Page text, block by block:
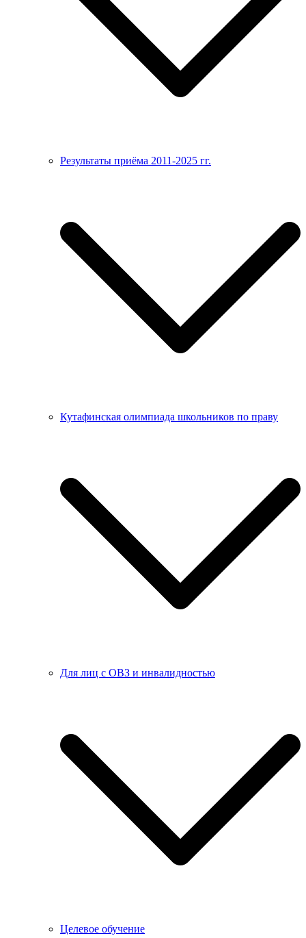
Результаты приёма 2011-2025 гг.
Кутафинская олимпиада школьников по праву
Для лиц с ОВЗ и инвалидностью
Целевое обучение